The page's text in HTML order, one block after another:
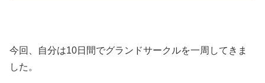
今回、自分は10日間でグランドサークルを一周してきま
した。